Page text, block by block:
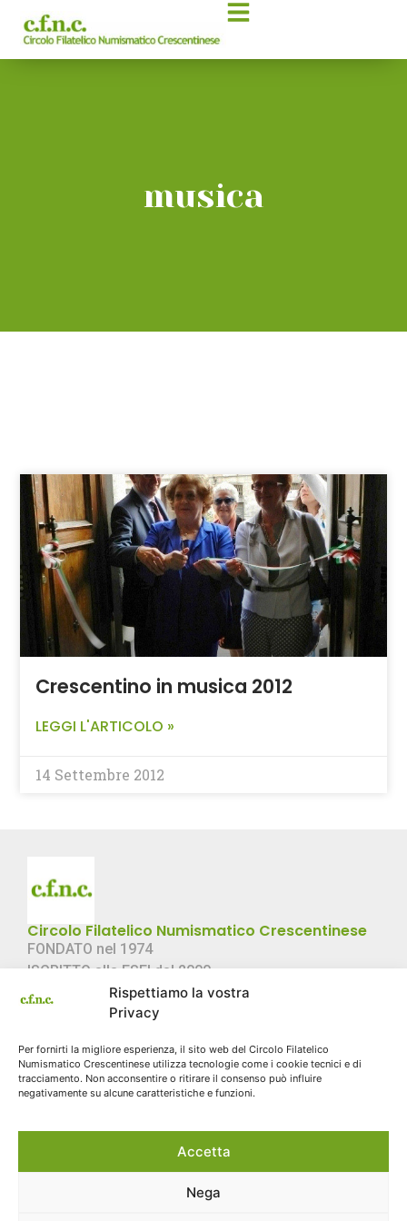
Rispettiamo la vostra
Privacy
Per fornirti la migliore esperienza, il sito web del Circolo Filatelico
Numismatico Crescentinese utilizza tecnologie come i cookie tecnici e di
tracciamento. Non acconsentire o ritirare il consenso può influire
negativamente su alcune caratteristiche e funzioni.
Accetta
Nega
musica
Crescentino in musica 2012
LEGGI L'ARTICOLO »
14 Settembre 2012
Circolo Filatelico Numismatico Crescentinese
FONDATO nel 1974
ISCRITTO alla FSFI dal 2000
C.F. 02057360022
Chi Siamo
Storia
Contatti
Sito storico
Contatti